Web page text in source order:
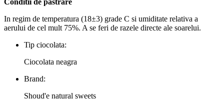
Conditii de pastrare
In regim de temperatura (18±3) grade C si umiditate relativa a
aerului de cel mult 75%. A se feri de razele directe ale soarelui.
Tip ciocolata:
Ciocolata neagra
Brand:
Shoud'e natural sweets